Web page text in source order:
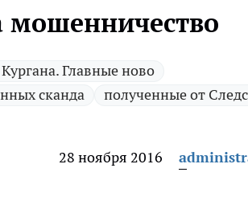
мошенничество
Главные ново
сканда полученные от
28 ноября 2016